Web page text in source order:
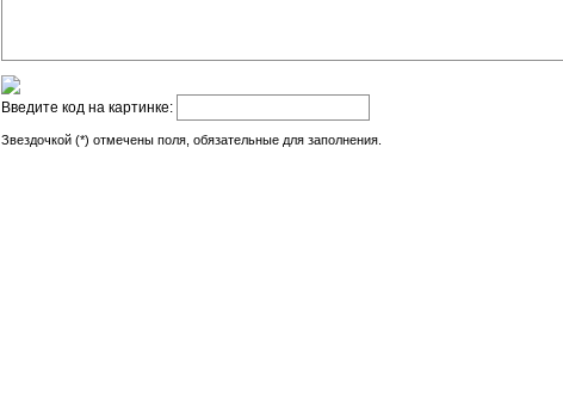
Введите код на картинке:
Звездочкой (*) отмечены поля, обязательные для заполнения.